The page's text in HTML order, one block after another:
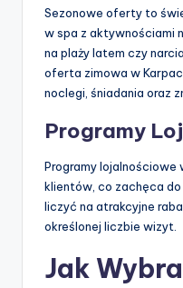
Sezonowe oferty to
w spa z aktywnościami
na plaży latem czy
oferta zimowa w
noclegi, śniadania oraz
Programy
Programy lojalnościowe
klientów, co zachęca
liczyć na atrakcyjne
określonej liczbie wizyt.
Jak